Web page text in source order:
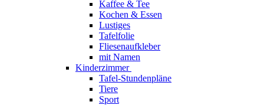
Kaffee & Tee
Kochen & Essen
Lustiges
Tafelfolie
Fliesenaufkleber
mit Namen
Kinderzimmer
Tafel-Stundenpläne
Tiere
Sport